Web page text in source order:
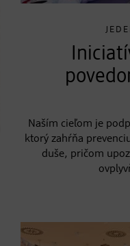
Naším cieľom je
ktorý zahŕňa
duše, pričom